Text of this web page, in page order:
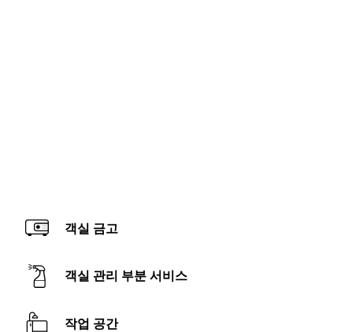
객실 금고
객실 관리 부분 서비스
작업 공간